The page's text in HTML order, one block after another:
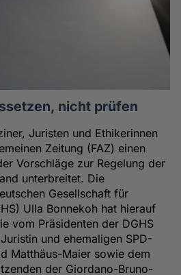
nicht prüfen
Juristen und Ethikerinnen
Zeitung (FAZ) einen
Vorschläge zur Regelung der
unterbreitet. Die
Gesellschaft für
Ulla Bonnekoh hat hierauf
vom Präsidenten der DGHS
und ehemaligen SPD-
Matthäus-Maier sowie dem
der Giordano-Bruno-